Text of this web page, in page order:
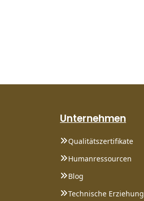
Unternehmen
Qualitätszertifikate
Humanressourcen
Blog
Technische Erziehung